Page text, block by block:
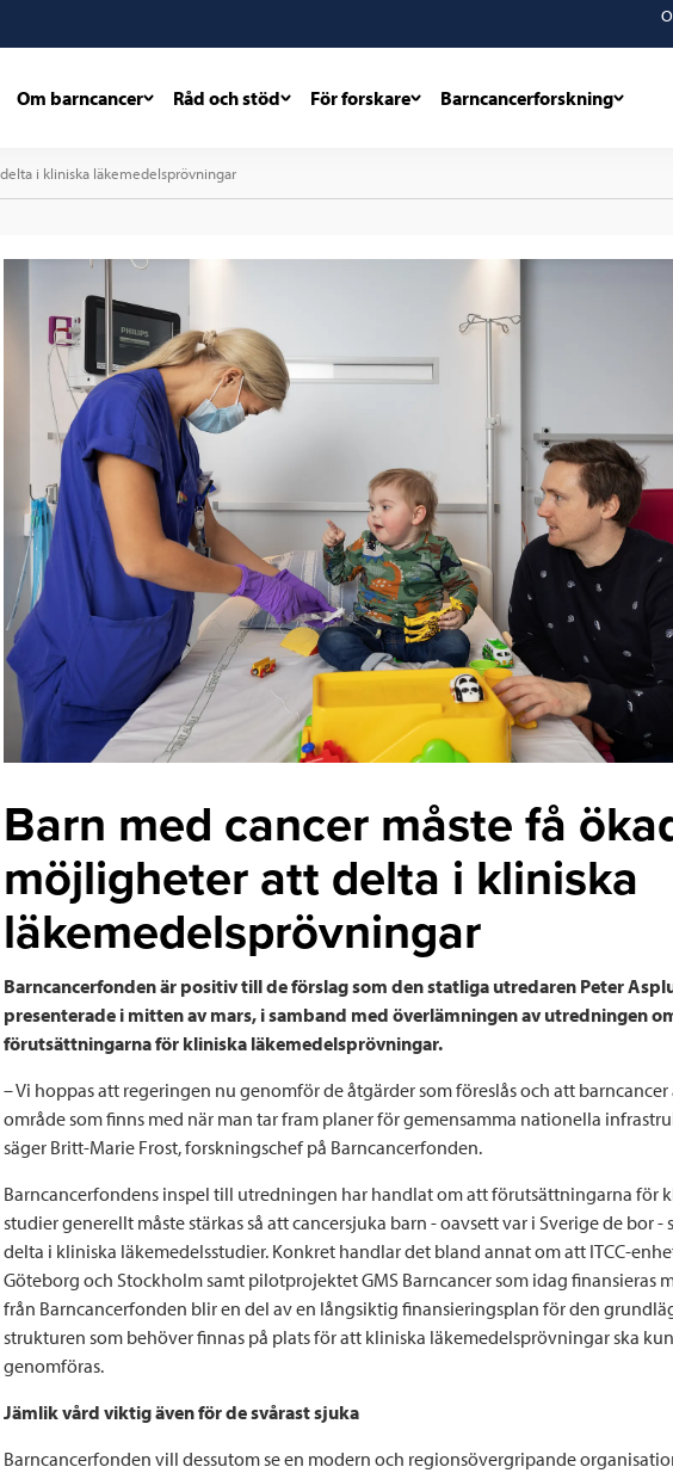
Om barncancer Råd och stöd För forskare Barncancerforskning
i kliniska läkemedelsprövningar
Barn med cancer måste få
möjligheter att delta i kliniska
läkemedelsprövningar
Barncancerfonden är positiv till de förslag som den statliga utredaren Peter
presenterade i mitten av mars, i samband med överlämningen av utredningen
förutsättningarna för kliniska läkemedelsprövningar.
– Vi hoppas att regeringen nu genomför de åtgärder som föreslås och att barncancer
område som finns med när man tar fram planer för gemensamma nationella
säger Britt-Marie Frost, forskningschef på Barncancerfonden.
Barncancerfondens inspel till utredningen har handlat om att förutsättningarna för
studier generellt måste stärkas så att cancersjuka barn - oavsett var i Sverige de bor -
delta i kliniska läkemedelsstudier. Konkret handlar det bland annat om att ITCC-
Göteborg och Stockholm samt pilotprojektet GMS Barncancer som idag finansieras
från Barncancerfonden blir en del av en långsiktig finansieringsplan för den
strukturen som behöver finnas på plats för att kliniska läkemedelsprövningar ska
genomföras.
Jämlik vård viktig även för de svårast sjuka
Barncancerfonden vill dessutom se en modern och regionsövergripande